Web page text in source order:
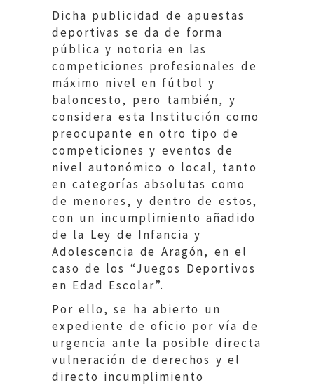
Dicha publicidad de apuestas
deportivas se da de forma
pública y notoria en las
competiciones profesionales de
máximo nivel en fútbol y
baloncesto, pero también, y
considera esta Institución como
preocupante en otro tipo de
competiciones y eventos de
nivel autonómico o local, tanto
en categorías absolutas como
de menores, y dentro de estos,
con un incumplimiento añadido
de la Ley de Infancia y
Adolescencia de Aragón, en el
caso de los “Juegos Deportivos
en Edad Escolar”.
Por ello, se ha abierto un
expediente de oficio por vía de
urgencia ante la posible directa
vulneración de derechos y el
directo incumplimiento